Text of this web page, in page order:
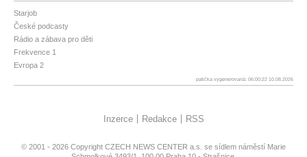
Starjob
České podcasty
Rádio a zábava pro děti
Frekvence 1
Evropa 2
patička vygenerovaná: 06:00:22 10.08.2026
Inzerce Redakce RSS
© 2001 - 2026 Copyright CZECH NEWS CENTER a.s. se sídlem náměstí Marie